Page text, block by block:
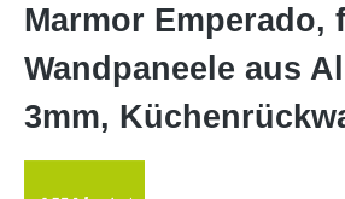
Marmor Emperado,
Wandpaneele aus
3mm,